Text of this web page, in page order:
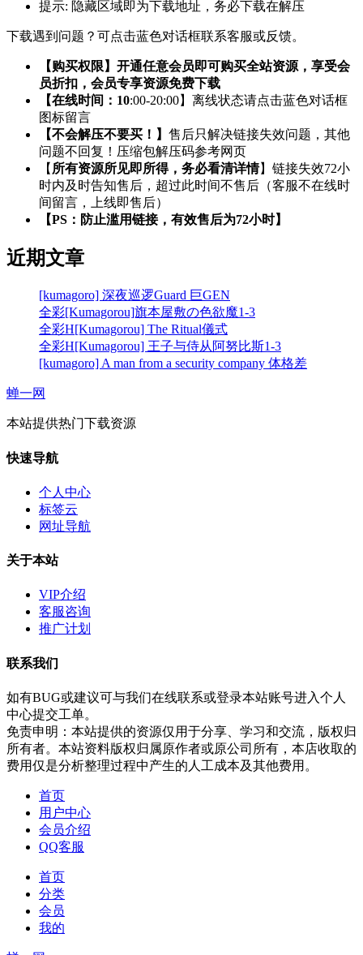
提示: 隐藏区域即为下载地址，务必下载在解压
下载遇到问题？可点击蓝色对话框联系客服或反馈。
【购买权限】开通任意会员即可购买全站资源，享受会
员折扣，会员专享资源免费下载
【在线时间：10:00-20:00】离线状态请点击蓝色对话框
图标留言
【不会解压不要买！】 售后只解决链接失效问题，其他
问题不回复！压缩包解压码参考网页
【 所有资源所见即所得，务必看清详情】链接失效72小
时内及时告知售后，超过此时间不售后（客服不在线时
间留言，上线即售后）
【PS：防止滥用链接，有效售后为72小时】
近期文章
[kumagoro] 深夜巡逻Guard 巨GEN
全彩[Kumagorou]旗本屋敷の色欲魔1-3
全彩H[Kumagorou] The Ritual儀式
全彩H[Kumagorou] 王子与侍从阿努比斯1-3
[kumagoro] A man from a security company 体格差
蝉一网
本站提供热门下载资源
快速导航
个人中心
标签云
网址导航
关于本站
VIP介绍
客服咨询
推广计划
联系我们
如有BUG或建议可与我们在线联系或登录本站账号进入个人
中心提交工单。
免责申明：本站提供的资源仅用于分享、学习和交流，版权归
所有者。本站资料版权归属原作者或原公司所有，本店收取的
费用仅是分析整理过程中产生的人工成本及其他费用。
首页
用户中心
会员介绍
QQ客服
首页
分类
会员
我的